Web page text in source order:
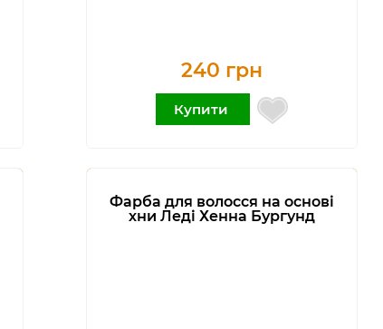
240 грн
Купити
Фарба для волосся на основі
хни Леді Хенна Бургунд